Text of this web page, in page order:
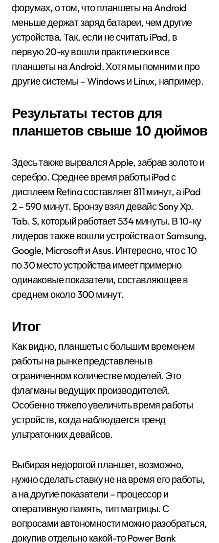
форумах, о том, что планшеты на Android
меньше держат заряд батареи, чем другие
устройства. Так, если не считать iPad, в
первую 20-ку вошли практически все
планшеты на Android. Хотя мы помним и про
другие системы – Windows и Linux, например.
Результаты тестов для
планшетов свыше 10 дюймов
Здесь также вырвался Apple, забрав золото и
серебро. Среднее время работы iPad с
дисплеем Retina составляет 811 минут, а iPad
2 – 590 минут. Бронзу взял девайс Sony Хр.
Tab. S, который работает 534 минуты. В 10-ку
лидеров также вошли устройства от Samsung,
Google, Microsoft и Asus. Интересно, что с 10
по 30 место устройства имеет примерно
одинаковые показатели, составляющее в
среднем около 300 минут.
Итог
Как видно, планшеты с большим временем
работы на рынке представлены в
ограниченном количестве моделей. Это
флагманы ведущих производителей.
Особенно тяжело увеличить время работы
устройств, когда наблюдается тренд
ультратонких девайсов.
Выбирая недорогой планшет, возможно,
нужно сделать ставку не на время его работы,
а на другие показатели – процессор и
оперативную память, тип матрицы. С
вопросами автономности можно разобраться,
докупив отдельно какой-то Power Bank